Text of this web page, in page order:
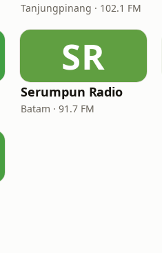
Tanjungpinang · 102.1 FM
SR
Serumpun Radio
Batam · 91.7 FM